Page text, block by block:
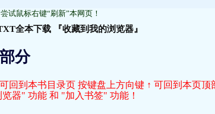
试鼠标右键“刷新”本网页！
全本下载 『收藏到我的浏览器』
分
到本书目录页 按键盘上方向键 ↑ 可回到本页顶
器" 功能 和 "加入书签" 功能！